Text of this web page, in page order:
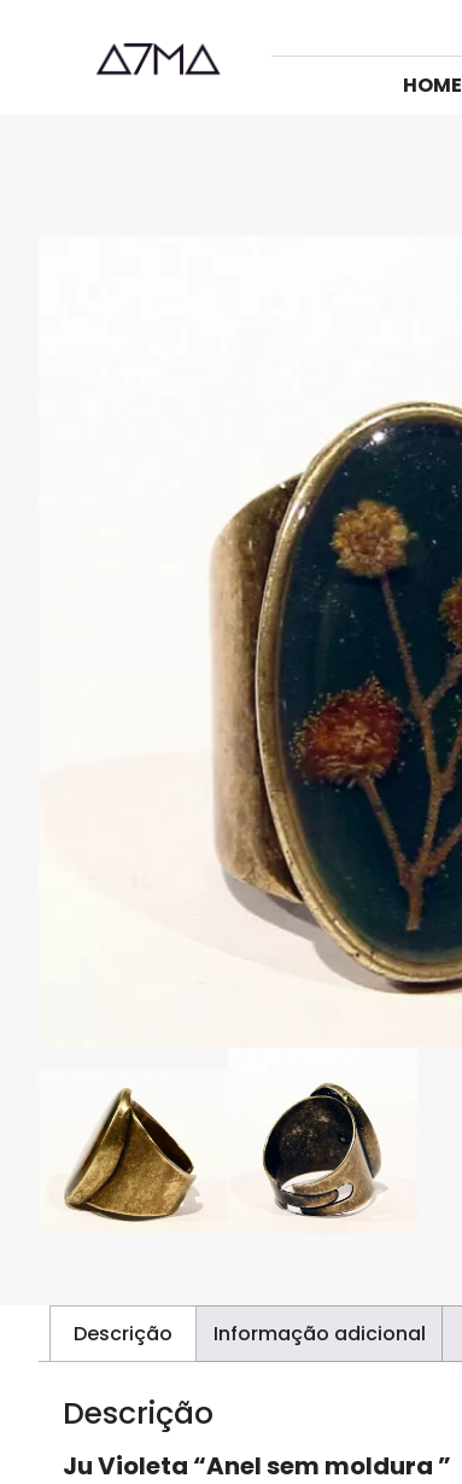
HOME
Descrição Informação adicional
Descrição
Ju Violeta “Anel sem moldura ”